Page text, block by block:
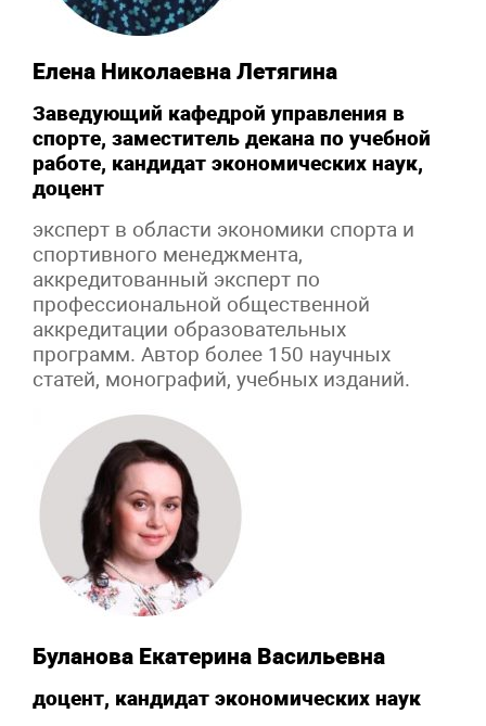
Елена Николаевна Летягина
Заведующий кафедрой управления в
спорте, заместитель декана по учебной
работе, кандидат экономических наук,
доцент
эксперт в области экономики спорта и
спортивного менеджмента,
аккредитованный эксперт по
профессиональной общественной
аккредитации образовательных
программ. Автор более 150 научных
статей, монографий, учебных изданий.
Буланова Екатерина Васильевна
доцент, кандидат экономических наук